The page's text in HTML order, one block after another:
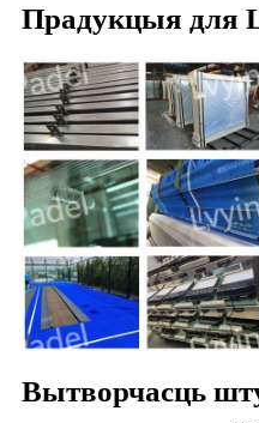
Прадукцыя для
Вытворчасць